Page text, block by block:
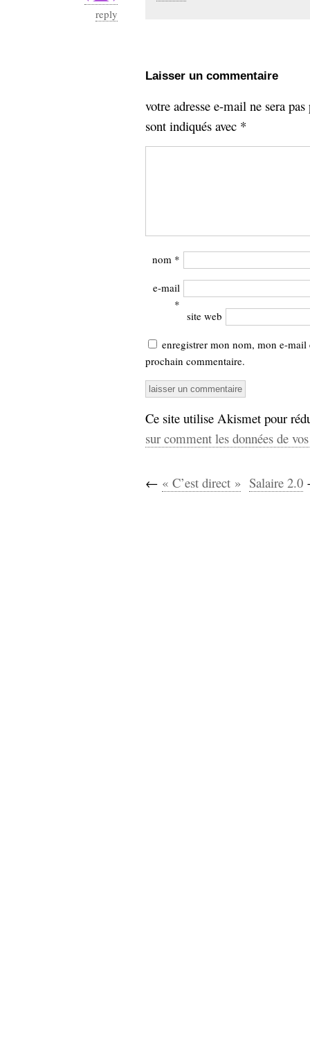
reply
Laisser un commentaire
votre adresse e-mail ne sera
sont indiqués avec *
nom *
e-mail
*
site web
enregistrer mon nom, mon e-
prochain commentaire.
Ce site utilise Akismet pour
sur comment les données de
← « C’est direct » Salaire 2.0